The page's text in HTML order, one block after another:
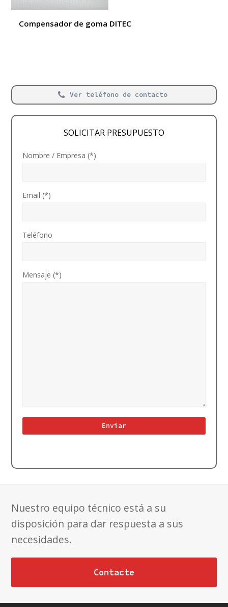
Compensador de goma DITEC
Ver teléfono de contacto
SOLICITAR PRESUPUESTO
Nombre / Empresa (*)
Email (*)
Teléfono
Mensaje (*)
Nuestro equipo técnico está a su
disposición para dar respuesta a sus
necesidades.
Contacte